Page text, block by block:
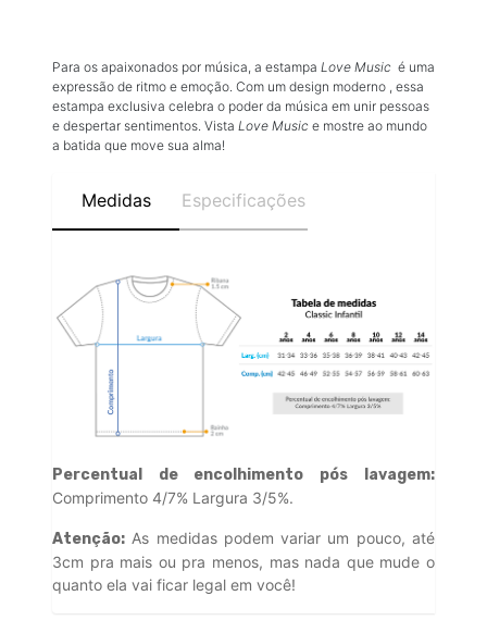
Para os apaixonados por música, a estampa Love Music é uma
expressão de ritmo e emoção. Com um design moderno , essa
estampa exclusiva celebra o poder da música em unir pessoas
e despertar sentimentos. Vista Love Music e mostre ao mundo
a batida que move sua alma!
Medidas Especificações
Percentual de encolhimento pós lavagem:
Comprimento 4/7% Largura 3/5%.
Atenção: As medidas podem variar um pouco, até
3cm pra mais ou pra menos, mas nada que mude o
quanto ela vai ficar legal em você!